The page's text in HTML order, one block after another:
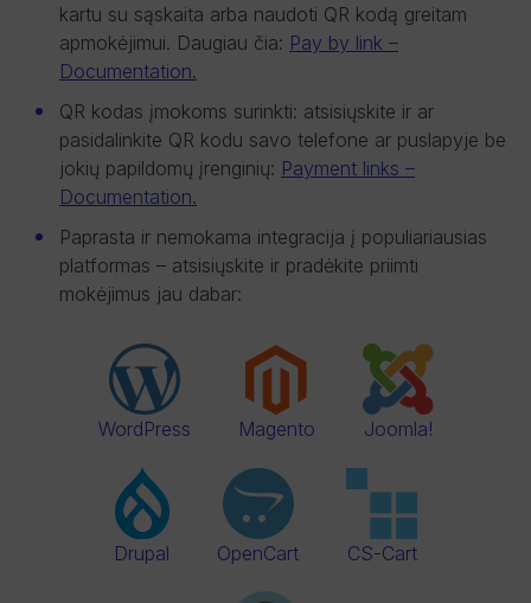
kartu su sąskaita arba naudoti QR kodą greitam
apmokėjimui. Daugiau čia: Pay by link –
Documentation.
QR kodas įmokoms surinkti: atsisiųskite ir ar
pasidalinkite QR kodu savo telefone ar puslapyje be
jokių papildomų įrenginių: Payment links –
Documentation.
Paprasta ir nemokama integracija į populiariausias
platformas – atsisiųskite ir pradėkite priimti
mokėjimus jau dabar:
WordPress Magento Joomla!
Drupal OpenCart CS-Cart